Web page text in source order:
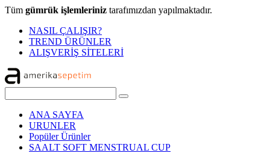
Tüm gümrük işlemleriniz tarafımızdan yapılmaktadır.
NASIL ÇALIŞIR?
TREND ÜRÜNLER
ALIŞVERİŞ SİTELERİ
ANA SAYFA
URUNLER
Popüler Ürünler
SAALT SOFT MENSTRUAL CUP